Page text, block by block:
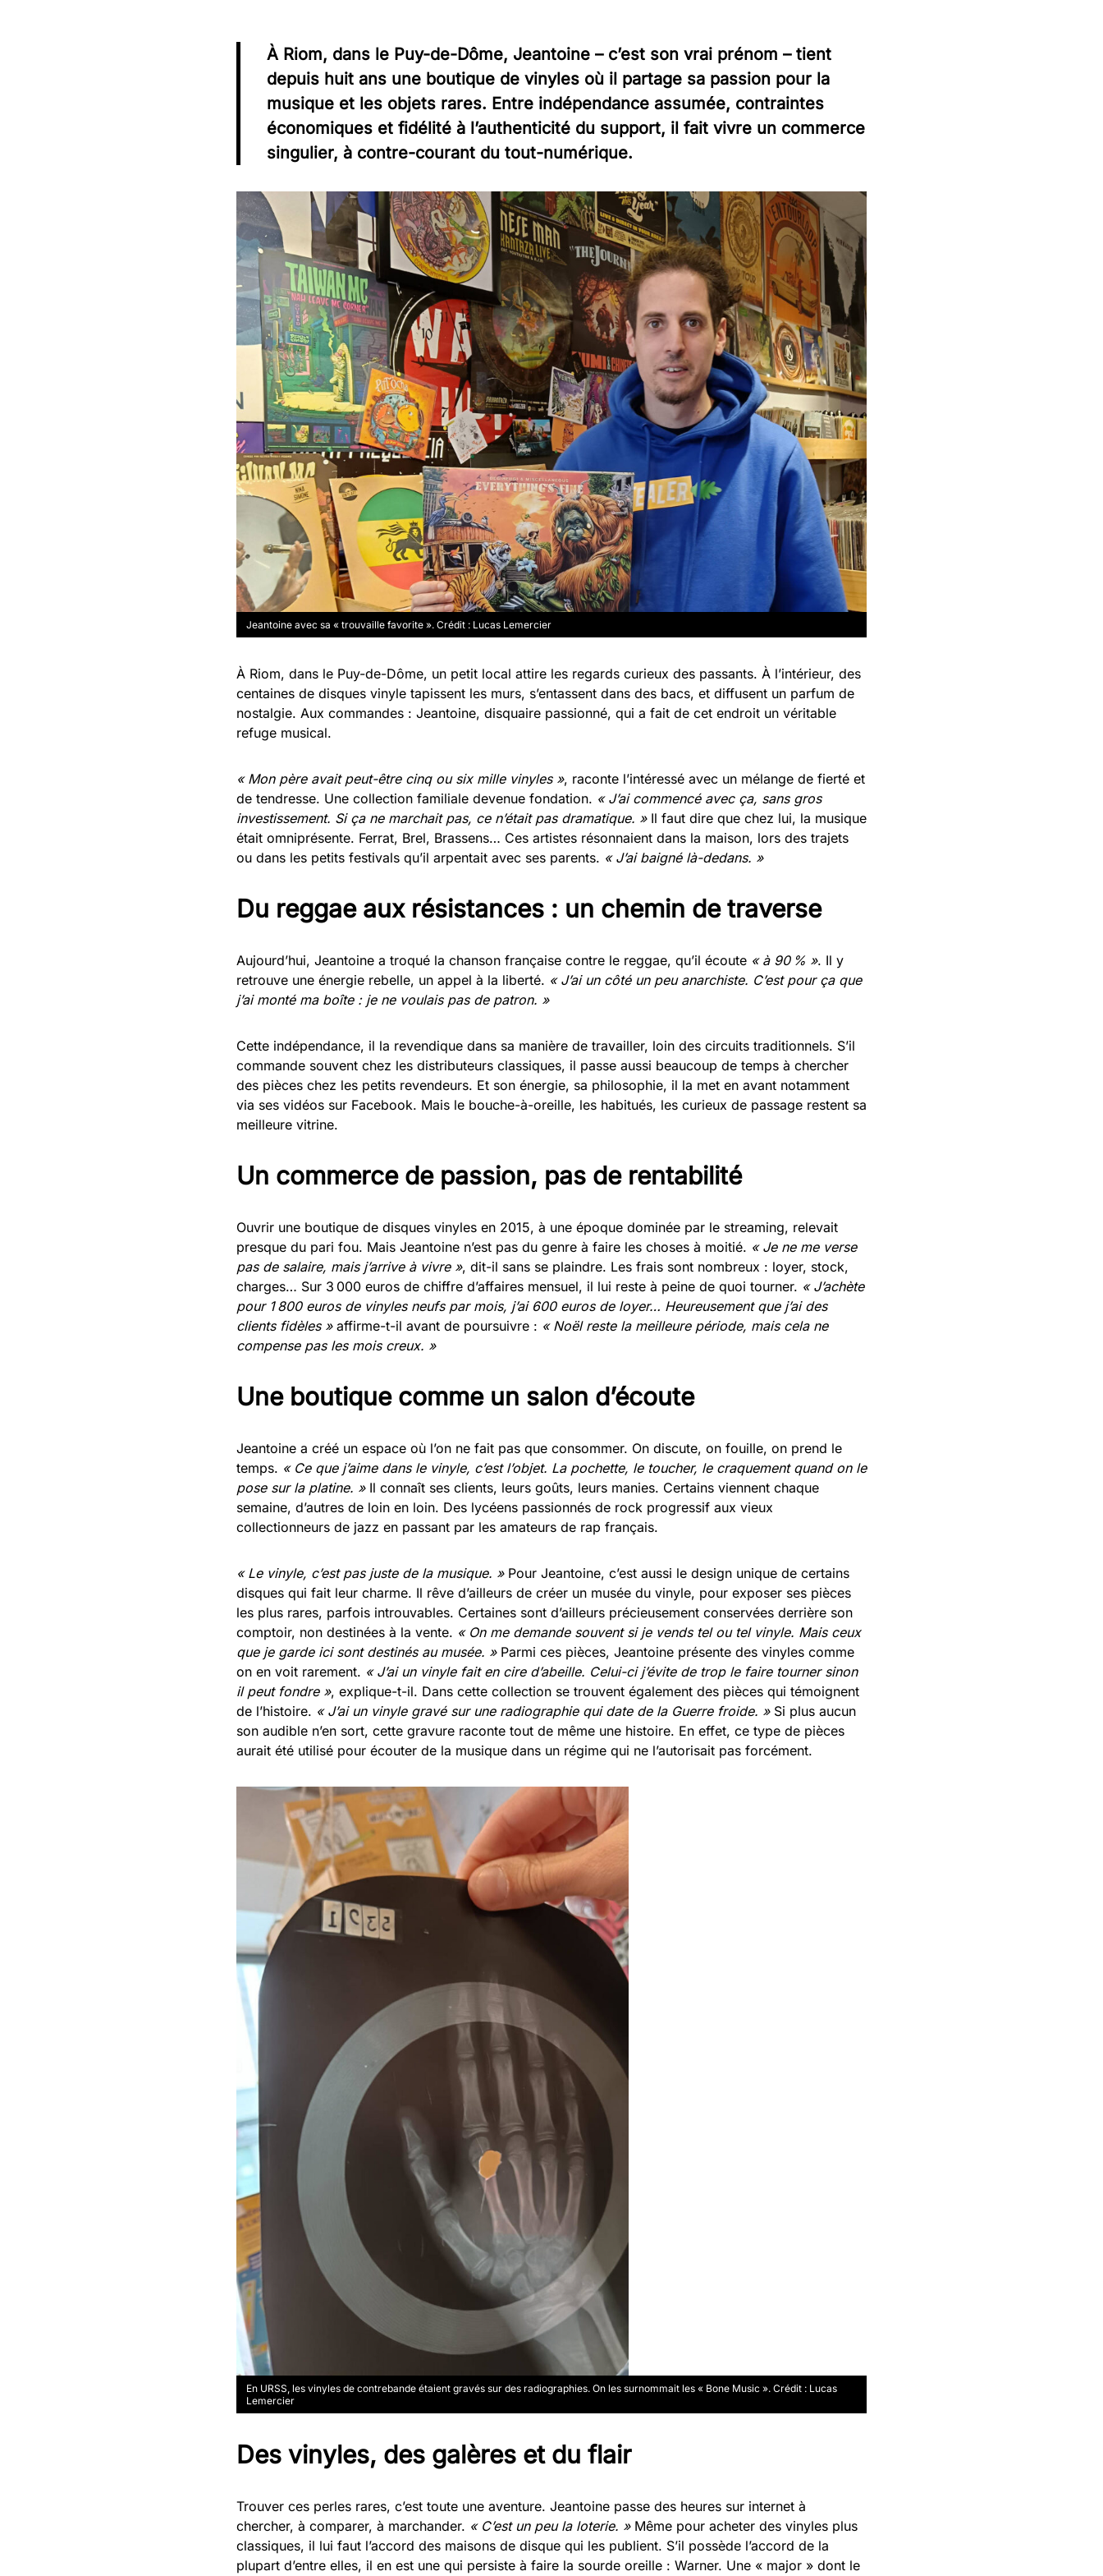
Bienvenue dans la rubrique où l’on parle
d’eau, d’agriculture, de forêts et de la
meilleure façon de les gérer face au défi du
Monde médiatique
Quand les journalistes parlent aux
journalistes. Les clés pour comprendre le
monde des médias se trouvent dans cette
rubrique.
Séries
Quand trente étudiants robustes et
belliqueux se jettent sur un sujet, le résultat
se déguste dans cette rubrique.
points forts et les indispensablesÀ Riom, dans le Puy-de-Dôme, Jeantoine – c’est son vrai prénom – tient
depuis huit ans une boutique de vinyles où il partage sa passion pour la
musique et les objets rares. Entre indépendance assumée, contraintes
économiques et fidélité à l’authenticité du support, il fait vivre un commerce
singulier, à contre-courant du tout-numérique.
Jeantoine avec sa « trouvaille favorite ». Crédit : Lucas Lemercier
À Riom, dans le Puy-de-Dôme, un petit local attire les regards curieux des passants. À l’intérieur, des
centaines de disques vinyle tapissent les murs, s’entassent dans des bacs, et diffusent un parfum de
nostalgie. Aux commandes : Jeantoine, disquaire passionné, qui a fait de cet endroit un véritable
refuge musical.
« Mon père avait peut-être cinq ou six mille vinyles », raconte l’intéressé avec un mélange de fierté et
de tendresse. Une collection familiale devenue fondation. « J’ai commencé avec ça, sans gros
investissement. Si ça ne marchait pas, ce n’était pas dramatique. »Il faut dire que chez lui, la musique
était omniprésente. Ferrat, Brel, Brassens… Ces artistes résonnaient dans la maison, lors des trajets
ou dans les petits festivals qu’il arpentait avec ses parents. « J’ai baigné là-dedans. »
Du reggae aux résistances : un chemin de traverse
Aujourd’hui, Jeantoine a troqué la chanson française contre le reggae, qu’il écoute « à 90 % ». Il y
retrouve une énergie rebelle, un appel à la liberté. « J’ai un côté un peu anarchiste. C’est pour ça que
j’ai monté ma boîte : je ne voulais pas de patron. »
Cette indépendance, il la revendique dans sa manière de travailler, loin des circuits traditionnels. S’il
commande souvent chez les distributeurs classiques, il passe aussi beaucoup de temps à chercher
des pièces chez les petits revendeurs. Et son énergie, sa philosophie, il la met en avant notamment
via ses vidéos sur Facebook. Mais le bouche-à-oreille, les habitués, les curieux de passage restent sa
meilleure vitrine.
Un commerce de passion, pas de rentabilité
Ouvrir une boutique de disques vinyles en 2015, à une époque dominée par le streaming, relevait
presque du pari fou. Mais Jeantoine n’est pas du genre à faire les choses à moitié. « Je ne me verse
pas de salaire, mais j’arrive à vivre », dit-il sans se plaindre. Les frais sont nombreux : loyer, stock,
charges… Sur 3 000 euros de chiffre d’affaires mensuel, il lui reste à peine de quoi tourner. « J’achète
pour 1 800 euros de vinyles neufs par mois, j’ai 600 euros de loyer… Heureusement que j’ai des
clients fidèles »affirme-t-il avant de poursuivre : « Noël reste la meilleure période, mais cela ne
compense pas les mois creux. »
Une boutique comme un salon d’écoute
Jeantoine a créé un espace où l’on ne fait pas que consommer. On discute, on fouille, on prend le
temps. « Ce que j’aime dans le vinyle, c’est l’objet. La pochette, le toucher, le craquement quand on le
pose sur la platine. » Il connaît ses clients, leurs goûts, leurs manies. Certains viennent chaque
semaine, d’autres de loin en loin. Des lycéens passionnés de rock progressif aux vieux
collectionneurs de jazz en passant par les amateurs de rap français.
« Le vinyle, c’est pas juste de la musique. »Pour Jeantoine, c’est aussi le design unique de certains
disques qui fait leur charme. Il rêve d’ailleurs de créer un musée du vinyle, pour exposer ses pièces
les plus rares, parfois introuvables. Certaines sont d’ailleurs précieusement conservées derrière son
comptoir, non destinées à la vente. « On me demande souvent si je vends tel ou tel vinyle. Mais ceux
que je garde ici sont destinés au musée. »Parmi ces pièces, Jeantoine présente des vinyles comme
on en voit rarement. « J’ai un vinyle fait en cire d’abeille. Celui-ci j’évite de trop le faire tourner sinon
il peut fondre », explique-t-il. Dans cette collection se trouvent également des pièces qui témoignent
de l’histoire. « J’ai un vinyle gravé sur une radiographie qui date de la Guerre froide. »Si plus aucun
son audible n’en sort, cette gravure raconte tout de même une histoire. En effet, ce type de pièces
aurait été utilisé pour écouter de la musique dans un régime qui ne l’autorisait pas forcément.
En URSS, les vinyles de contrebande étaient gravés sur des radiographies. On les surnommait les « Bone Music ». Crédit : Lucas
Lemercier
Des vinyles, des galères et du flair
Trouver ces perles rares, c’est toute une aventure. Jeantoine passe des heures sur internet à
chercher, à comparer, à marchander. « C’est un peu la loterie. »Même pour acheter des vinyles plus
classiques, il lui faut l’accord des maisons de disque qui les publient. S’il possède l’accord de la
plupart d’entre elles, il en est une qui persiste à faire la sourde oreille : Warner. Une « major » dont le